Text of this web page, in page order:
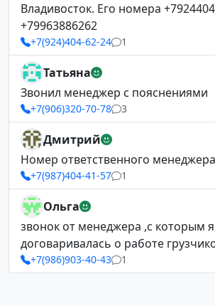
Владивосток. Его номера
+79963886262
+7(924)404-62-24 1
Татьяна
Звонил менеджер с пояснениями
+7(906)320-70-78 3
Дмитрий
Номер ответственного
+7(987)404-41-57 1
Ольга
звонок от менеджера ,с которым я
договаривалась о работе
+7(986)903-40-43 1